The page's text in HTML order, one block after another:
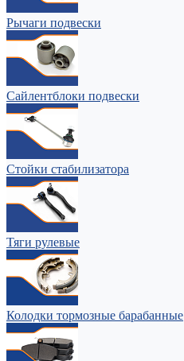
Рычаги подвески
Сайлентблоки подвески
Стойки стабилизатора
Тяги рулевые
Колодки тормозные барабанные